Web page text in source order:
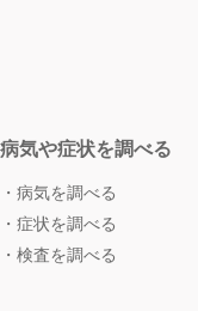
病気や症状を調べる
病気を調べる
症状を調べる
検査を調べる